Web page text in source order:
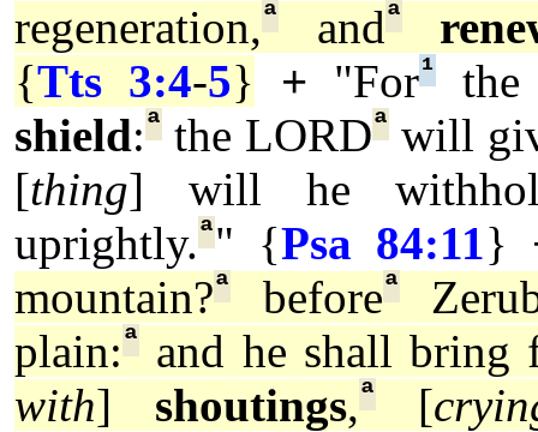
regeneration,ª andª
{Tts 3:4-5} + "For¹the
shield:ª the LORDªwill
[thing] will he
uprightly.ª" {Psa 84:11}
mountain?ª beforeª
plain:ª
and he shall bring
with] shoutings,ª [